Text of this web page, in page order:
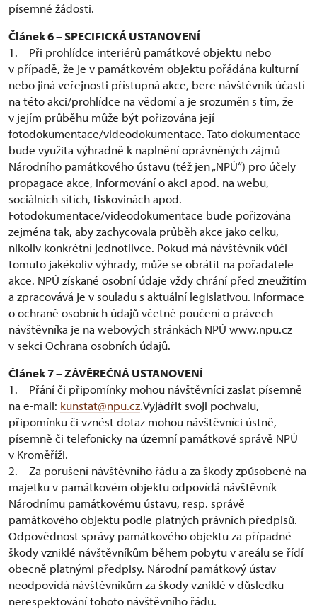
písemné žádosti.
Článek 6 – SPECIFICKÁ USTANOVENÍ
1. Při prohlídce interiérů památkové objektu nebo
v případě, že je v památkovém objektu pořádána kulturní
nebo jiná veřejnosti přístupná akce, bere návštěvník účastí
na této akci/prohlídce na vědomí a je srozuměn s tím, že
v jejím průběhu může být pořizována její
fotodokumentace/videodokumentace. Tato dokumentace
bude využita výhradně k naplnění oprávněných zájmů
Národního památkového ústavu (též jen „NPÚ“) pro účely
propagace akce, informování o akci apod. na webu,
sociálních sítích, tiskovinách apod.
Fotodokumentace/videodokumentace bude pořizována
zejména tak, aby zachycovala průběh akce jako celku,
nikoliv konkrétní jednotlivce. Pokud má návštěvník vůči
tomuto jakékoliv výhrady, může se obrátit na pořadatele
akce. NPÚ získané osobní údaje vždy chrání před zneužitím
a zpracovává je v souladu s aktuální legislativou. Informace
o ochraně osobních údajů včetně poučení o právech
návštěvníka je na webových stránkách NPÚ www.npu.cz
v sekci Ochrana osobních údajů.
Článek 7 – ZÁVĚREČNÁ USTANOVENÍ
1. Přání či připomínky mohou návštěvníci zaslat písemně
na e-mail: kunstat@npu.cz.Vyjádřit svoji pochvalu,
připomínku či vznést dotaz mohou návštěvníci ústně,
písemně či telefonicky na územní památkové správě NPÚ
v Kroměříži.
2. Za porušení návštěvního řádu a za škody způsobené na
majetku v památkovém objektu odpovídá návštěvník
Národnímu památkovému ústavu, resp. správě
památkového objektu podle platných právních předpisů.
Odpovědnost správy památkového objektu za případné
škody vzniklé návštěvníkům během pobytu v areálu se řídí
obecně platnými předpisy. Národní památkový ústav
neodpovídá návštěvníkům za škody vzniklé v důsledku
nerespektování tohoto návštěvního řádu.